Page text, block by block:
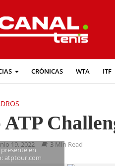
CRÓNICAS WTA ITF
19, 2022 3 Min Read
presente en
atptour.com